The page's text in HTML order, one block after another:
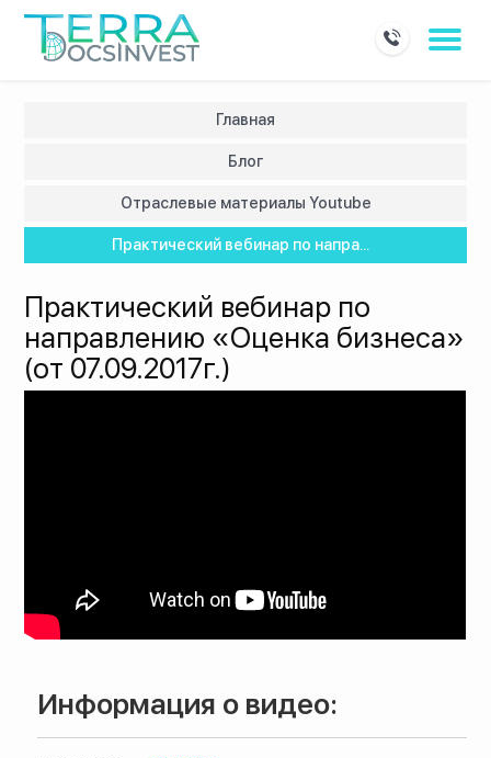
Главная
Блог
Отраслевые материалы Youtube
Практический вебинар по напра...
Практический вебинар по
направлению «Оценка бизнеса»
(от 07.09.2017г.)
Информация о видео: